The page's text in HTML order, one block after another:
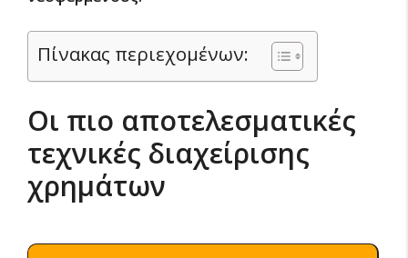
Πίνακας περιεχομένων:
Οι πιο αποτελεσματικές
τεχνικές διαχείρισης
χρημάτων